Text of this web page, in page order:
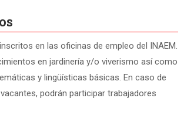
en las oficinas de empleo del INAEM.
en jardinería y/o viverismo así como
y lingüísticas básicas. En caso de
podrán participar trabajadores